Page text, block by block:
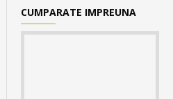
CUMPARATE IMPREUNA